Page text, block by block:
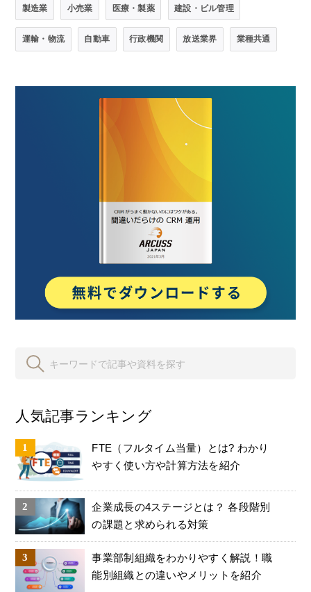
製造業 小売業 医療・製薬 建設・ビル管理
運輸・物流 自動車 行政機関 放送業界 業種共通
人気記事ランキング
FTE（フルタイム当量）とは? わかり
やすく使い方や計算方法を紹介
企業成長の4ステージとは？ 各段階別
の課題と求められる対策
事業部制組織をわかりやすく解説！職
能別組織との違いやメリットを紹介